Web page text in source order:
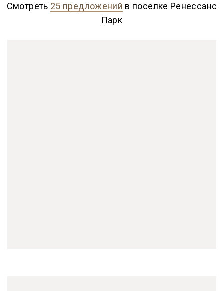
Смотреть 25 предложений в поселке Ренессанс
Парк